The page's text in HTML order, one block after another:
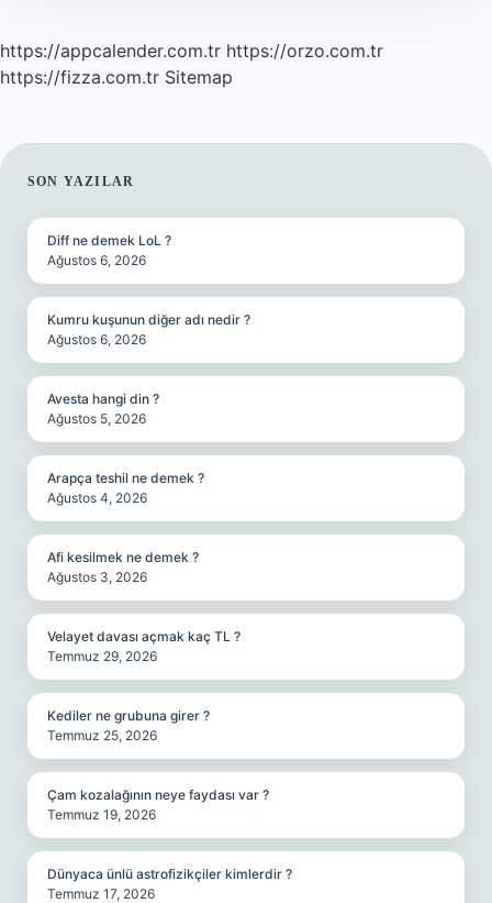
https://appcalender.com.tr https://orzo.com.tr
https://fizza.com.tr Sitemap
SIDEBAR
SON YAZILAR
Diff ne demek LoL ?
Ağustos 6, 2026
Kumru kuşunun diğer adı nedir ?
Ağustos 6, 2026
Avesta hangi din ?
Ağustos 5, 2026
Arapça teshil ne demek ?
Ağustos 4, 2026
Afi kesilmek ne demek ?
Ağustos 3, 2026
Velayet davası açmak kaç TL ?
Temmuz 29, 2026
Kediler ne grubuna girer ?
Temmuz 25, 2026
Çam kozalağının neye faydası var ?
Temmuz 19, 2026
Dünyaca ünlü astrofizikçiler kimlerdir ?
Temmuz 17, 2026